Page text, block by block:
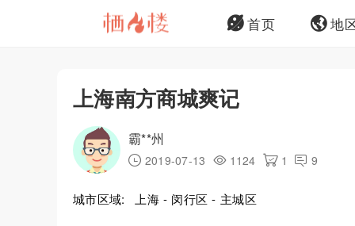
首页 地
上海南方商城爽记
霸**州
2019-07-13 1124 1 9
城市区域: 上海 - 闵行区 - 主城区